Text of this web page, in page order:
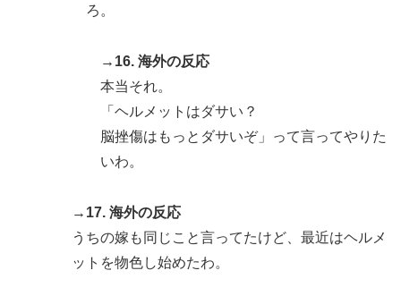
ろ。
→16. 海外の反応
本当それ。
「ヘルメットはダサい？
脳挫傷はもっとダサいぞ」って言ってやりた
いわ。
→17. 海外の反応
うちの嫁も同じこと言ってたけど、最近はヘルメ
ットを物色し始めたわ。